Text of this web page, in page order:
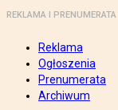
REKLAMA I PRENUMERATA
Reklama
Ogłoszenia
Prenumerata
Archiwum